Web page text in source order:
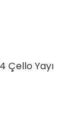
Çello Yayı